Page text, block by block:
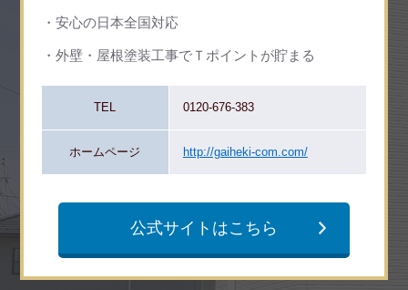
安心の日本全国対応
外壁・屋根塗装工事でＴポイントが貯まる
TEL 0120-676-383
ホームページ http://gaiheki-com.com/
公式サイトはこちら